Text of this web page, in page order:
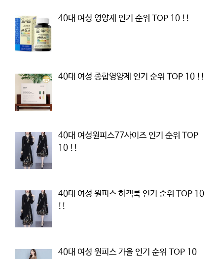
40대 여성 영양제 인기 순위 TOP 10 !!
40대 여성 종합영양제 인기 순위 TOP 10 !!
40대 여성원피스77사이즈 인기 순위 TOP
10 !!
40대 여성 원피스 하객룩 인기 순위 TOP 10
!!
40대 여성 원피스 가을 인기 순위 TOP 10